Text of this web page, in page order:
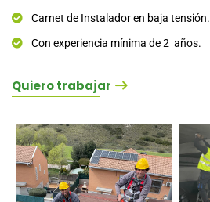
Carnet de Instalador en baja tensión.
Con experiencia mínima de 2 años.
Quiero trabajar